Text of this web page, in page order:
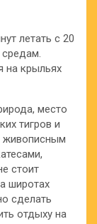
летать с 20
на крыльях
место
тигров и
живописным
стоит
широтах
сделать
отдыху на